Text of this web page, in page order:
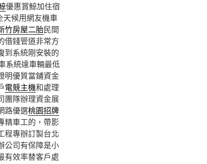
優惠賞鯨加住宿
天候用網友機車
竹房屋二胎民間
借錢管道非常方
到系統剛安裝的
系統達車輛最低
明優質當鋪資金
電競主機和處理
團隊辦理資金展
路優選桃園招牌
精車工的，帶影
程專辦訂製台北
公司有保障是小
有效率替客戶處